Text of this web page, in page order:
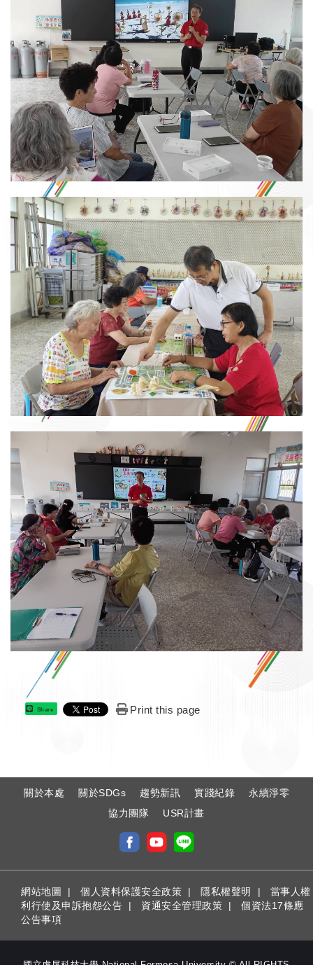
Share Print this page
關於本處 關於SDGs 趨勢新訊 實踐紀錄
永續淨零
協力團隊
USR計畫
網站地圖 | 個人資料保護安全政策 | 隱私權聲明 | 當事人權
利行使及申訴抱怨公告 | 資通安全管理政策 | 個資法17條應
公告事項